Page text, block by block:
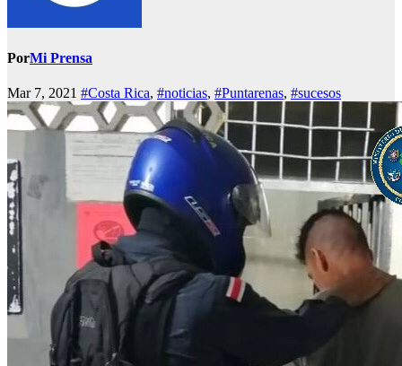
PorMi Prensa
Mar 7, 2021 #Costa Rica, #noticias, #Puntarenas, #sucesos